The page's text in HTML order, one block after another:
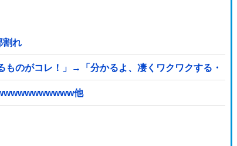
割れ
ものがコレ！」→「分かるよ、凄くワクワクする・・
他